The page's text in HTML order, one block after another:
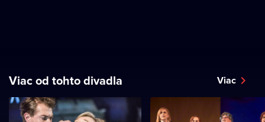
Viac od tohto divadla Viac